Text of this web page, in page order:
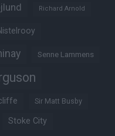
Richard Arnold
Senne Lammens
Sir Matt Busby
Stoke City